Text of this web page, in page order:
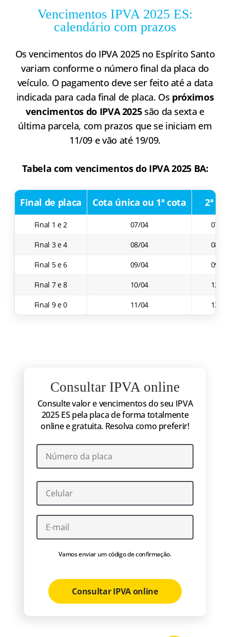
Vencimentos IPVA 2025 ES:
calendário com prazos​
Os vencimentos do IPVA 2025 no Espírito Santo
variam conforme o número final da placa do
veículo. O pagamento deve ser feito até a data
indicada para cada final de placa. Os próximos
vencimentos do IPVA 2025são da sexta e
última parcela, com prazos que se iniciam em
11/09 e vão até 19/09.
Tabela com vencimentos do IPVA 2025 BA:
Final de placa Cota única ou 1ª cota 2ª
Final 1 e 2 07/04 07/05
Final 3 e 4 08/04 08/05
Final 5 e 6 09/04 09/05
Final 7 e 8 10/04 12/05
Final 9 e 0 11/04 13/05
Consultar IPVA online
Consulte valor e vencimentos do seu IPVA
2025 ES pela placa de forma totalmente
online e gratuita. Resolva como preferir!
Vamos enviar um código de confirmação.
Consultar IPVA online